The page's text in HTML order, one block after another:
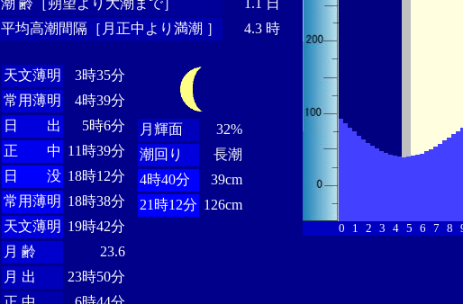
潮 齢［朔望より大潮まで］
1.1 日
平均高潮間隔［月正中より満潮 ］
4.3 時
天文薄明
3時35分
常用薄明
4時39分
日 出
5時6分
正 中 11時39分
日 没 18時12分
常用薄明 18時38分
天文薄明 19時42分
月 齢
23.6
月 出
23時50分
月輝面
32%
潮回り
長潮
4時40分
39cm
21時12分 126cm
0 1 2 3 4 5 6 7 8